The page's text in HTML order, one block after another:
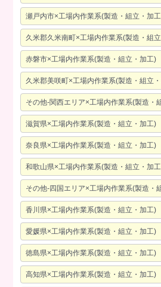
瀬戸内市×工場内作業系(製造・組立・加
久米郡久米南町×工場内作業系(製造・組
赤磐市×工場内作業系(製造・組立・加工)
久米郡美咲町×工場内作業系(製造・組立
その他-関西エリア×工場内作業系(製造・
滋賀県×工場内作業系(製造・組立・加工)
奈良県×工場内作業系(製造・組立・加工)
和歌山県×工場内作業系(製造・組立・加
その他-四国エリア×工場内作業系(製造・
香川県×工場内作業系(製造・組立・加工)
愛媛県×工場内作業系(製造・組立・加工)
徳島県×工場内作業系(製造・組立・加工)
高知県×工場内作業系(製造・組立・加工)